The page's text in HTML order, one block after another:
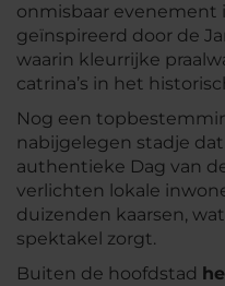
onmisbaar evenement
geïnspireerd door de
waarin kleurrijke
catrina’s in het
Nog een
nabijgelegen stadje
authentieke Dag van
verlichten lokale
duizenden kaarsen,
spektakel zorgt.
Buiten de hoofdstad